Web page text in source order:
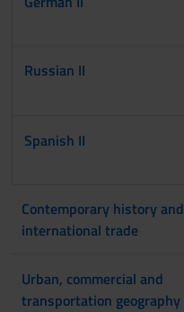
Russian II
Spanish II
Contemporary history and
international trade
Urban, commercial and
transportation geography
[CInt A-L]